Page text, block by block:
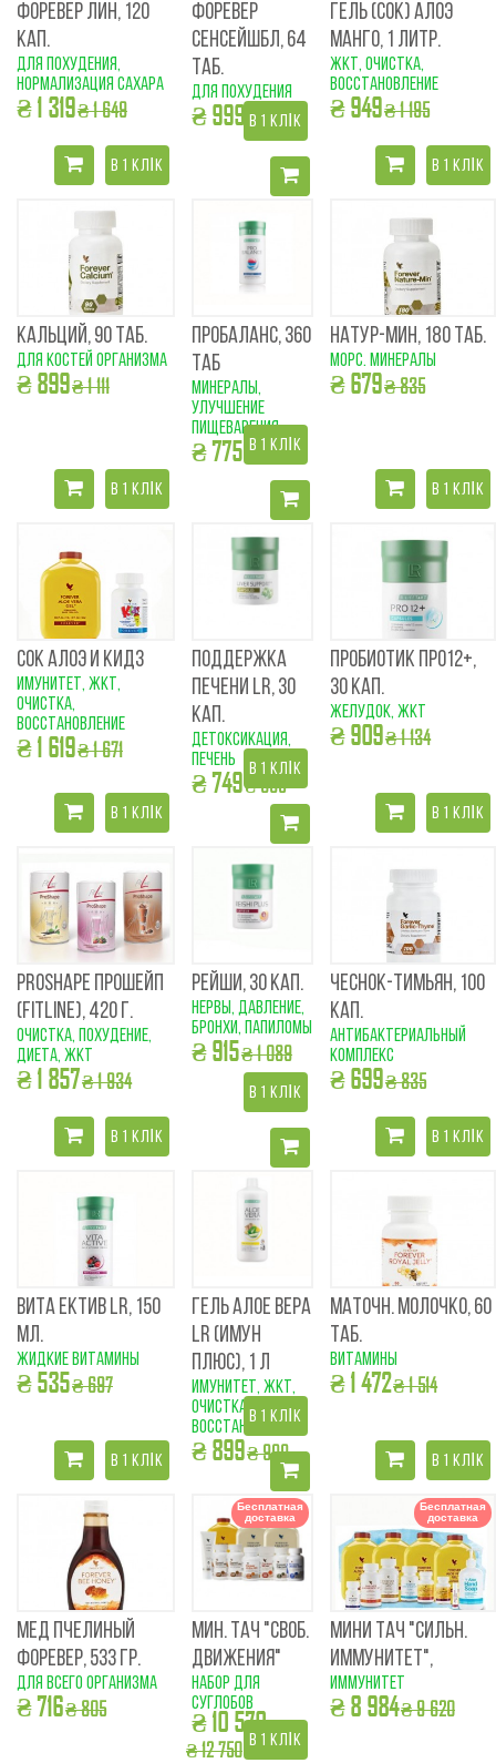
ФОРЕВЕР ЛИН, 120
КАП.
для похудения,
нормализация сахара
₴ 1 319₴ 1 649
В 1 КЛІК
ФОРЕВЕР
СЕНСЕЙШБЛ, 64
ТАБ.
для похудения
₴ 999 ₴ 1 255
В 1 КЛІК
ГЕЛЬ (СОК) АЛОЭ
МАНГО, 1 ЛИТР.
ЖКТ, очистка,
восстановление
₴ 949₴ 1 195
В 1 КЛІК
КАЛЬЦИЙ, 90 ТАБ.
для костей организма
₴ 899₴ 1 111
В 1 КЛІК
ПРОБАЛАНС, 360
ТАБ
минералы,
улучшение
пищеварения
₴ 775 ₴ 899
В 1 КЛІК
НАТУР-МИН, 180 ТАБ.
морс. минералы
₴ 679₴ 835
В 1 КЛІК
СОК АЛОЭ И КИДЗ
имунитет, ЖКТ,
очистка,
восстановление
₴ 1 619₴ 1 671
В 1 КЛІК
ПОДДЕРЖКА
ПЕЧЕНИ LR, 30
КАП.
детоксикация,
печень
₴ 749₴ 835
В 1 КЛІК
ПРОБИОТИК ПРО12+,
30 КАП.
желудок, жкт
₴ 909₴ 1 134
В 1 КЛІК
PROSHAPE ПРОШЕЙП
(FITLINE), 420 Г.
очистка, похудение,
диета, ЖКТ
₴ 1 857₴ 1 934
В 1 КЛІК
РЕЙШИ, 30 КАП.
нервы, давление,
бронхи, папиломы
₴ 915₴ 1 089
В 1 КЛІК
ЧЕСНОК-ТИМЬЯН, 100
КАП.
антибактериальный
комплекс
₴ 699₴ 835
В 1 КЛІК
ВИТА ЕКТИВ LR, 150
МЛ.
жидкие витамины
₴ 535₴ 697
В 1 КЛІК
ГЕЛЬ АЛОЕ ВЕРА
LR (ИМУН
ПЛЮС), 1 Л
имунитет, ЖКТ,
очистка,
восстановление
₴ 899₴ 999
В 1 КЛІК
МАТОЧН. МОЛОЧКО, 60
ТАБ.
витамины
₴ 1 472₴ 1 514
В 1 КЛІК
МЕД ПЧЕЛИНЫЙ
ФОРЕВЕР, 533 ГР.
для всего организма
₴ 716₴ 805
Бесплатная
доставка
МИН. ТАЧ "СВОБ.
ДВИЖЕНИЯ"
набор для
суглобов
₴ 10 570
₴ 12 750 В 1 КЛІК
Бесплатная
доставка
МИНИ ТАЧ "СИЛЬН.
ИММУНИТЕТ",
иммунитет
₴ 8 984₴ 9 620